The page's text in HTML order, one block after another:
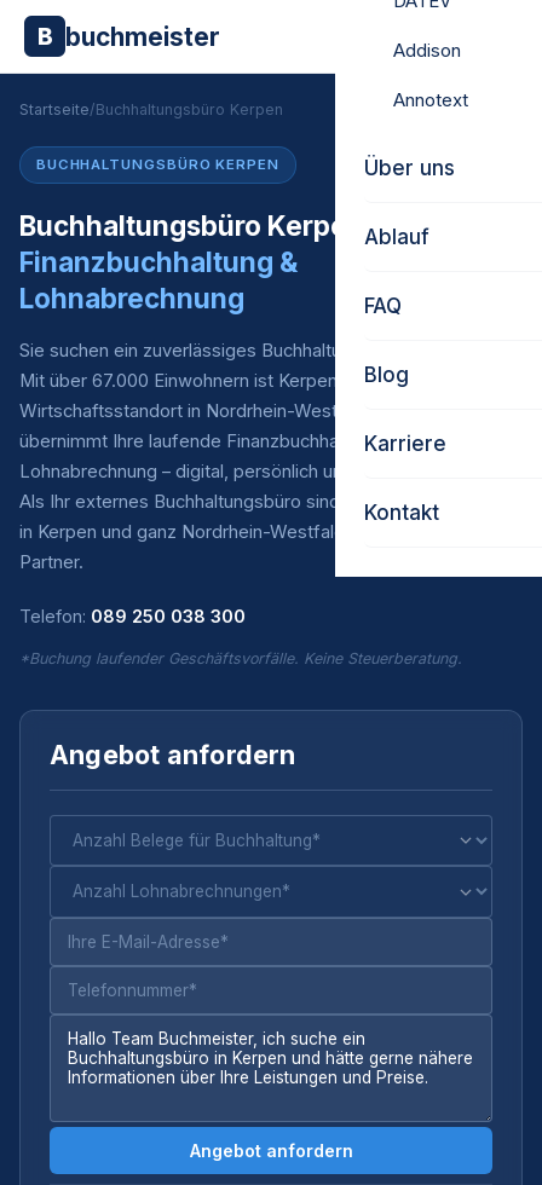
B buchmeister Addison
Annotext
Über uns
Ablauf
FAQ
Blog
Karriere
Kontakt
Startseite/Buchhaltungsbüro Kerpen
BUCHHALTUNGSBÜRO KERPEN
Buchhaltungsbüro Kerpen –
Finanzbuchhaltung &
Lohnabrechnung
Sie suchen ein zuverlässiges Buchhaltungsbüro in Kerpen?
Mit über 67.000 Einwohnern ist Kerpen ein bedeutender
Wirtschaftsstandort in Nordrhein-Westfalen. Buchmeister
übernimmt Ihre laufende Finanzbuchhaltung* und
Lohnabrechnung – digital, persönlich und zu fairen Preisen.
Als Ihr externes Buchhaltungsbüro sind wir für Unternehmen
in Kerpen und ganz Nordrhein-Westfalen Ihr verlässlicher
Partner.
Telefon: 089 250 038 300
*Buchung laufender Geschäftsvorfälle. Keine Steuerberatung.
Angebot anfordern
Angebot anfordern